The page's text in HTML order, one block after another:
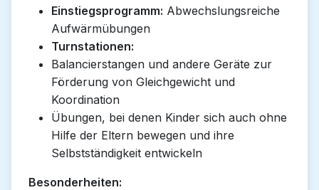
Einstiegsprogramm: Abwechslungsreiche
Aufwärmübungen
Turnstationen:
Balancierstangen und andere Geräte zur
Förderung von Gleichgewicht und
Koordination
Übungen, bei denen Kinder sich auch ohne
Hilfe der Eltern bewegen und ihre
Selbstständigkeit entwickeln
Besonderheiten: